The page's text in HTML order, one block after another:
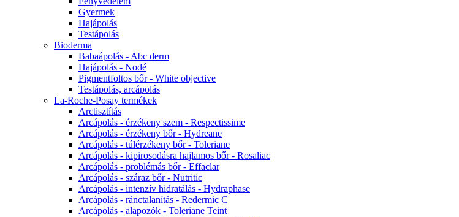
Gyermek
Hajápolás
Testápolás
Bioderma
Babaápolás - Abc derm
Hajápolás - Nodé
Pigmentfoltos bőr - White objective
Testápolás, arcápolás
La-Roche-Posay termékek
Arctisztítás
Arcápolás - érzékeny szem - Respectissime
Arcápolás - érzékeny bőr - Hydreane
Arcápolás - túlérzékeny bőr - Toleriane
Arcápolás - kipirosodásra hajlamos bőr - Rosaliac
Arcápolás - problémás bőr - Effaclar
Arcápolás - száraz bőr - Nutritic
Arcápolás - intenzív hidratálás - Hydraphase
Arcápolás - ránctalanítás - Redermic C
Arcápolás - alapozók - Toleriane Teint